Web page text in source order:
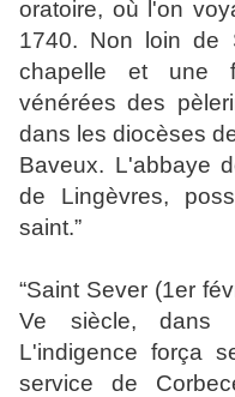
oratoire, où l'on
1740. Non loin de
chapelle et une
vénérées des
dans les diocèses
Baveux. L'abbaye
de Lingèvres,
saint.”
“Saint Sever (1er
Ve siècle, dans
L'indigence força
service de